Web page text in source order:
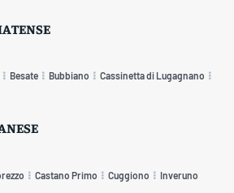
Besate Bubbiano Cassinetta di Lugagnano
Castano Primo Cuggiono Inveruno